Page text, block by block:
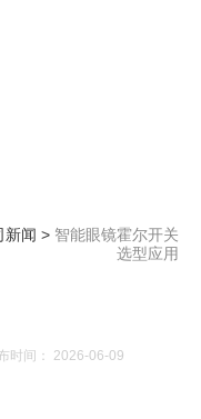
新闻 > 智能眼镜霍尔开关
选型应用
时间： 2026-06-09